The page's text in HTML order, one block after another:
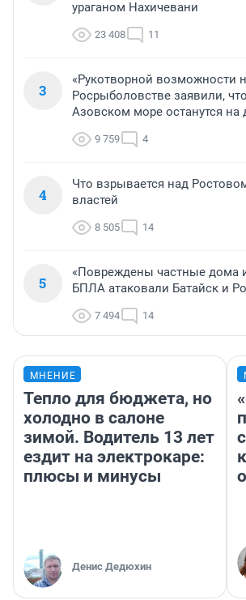
ураганом Нахичевани
23 408 11
3
«Рукотворной возможности
Росрыболовстве заявили,
Азовском море останутся на
9 759 4
4
Что взрывается над
властей
8 505 14
5
«Повреждены частные дома
БПЛА атаковали Батайск и
7 494 14
МНЕНИЕ
Тепло для бюджета, но
холодно в салоне
зимой. Водитель 13 лет
ездит на электрокаре:
плюсы и минусы
Денис Дедюхин